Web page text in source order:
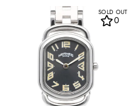
SOLD OUT
0